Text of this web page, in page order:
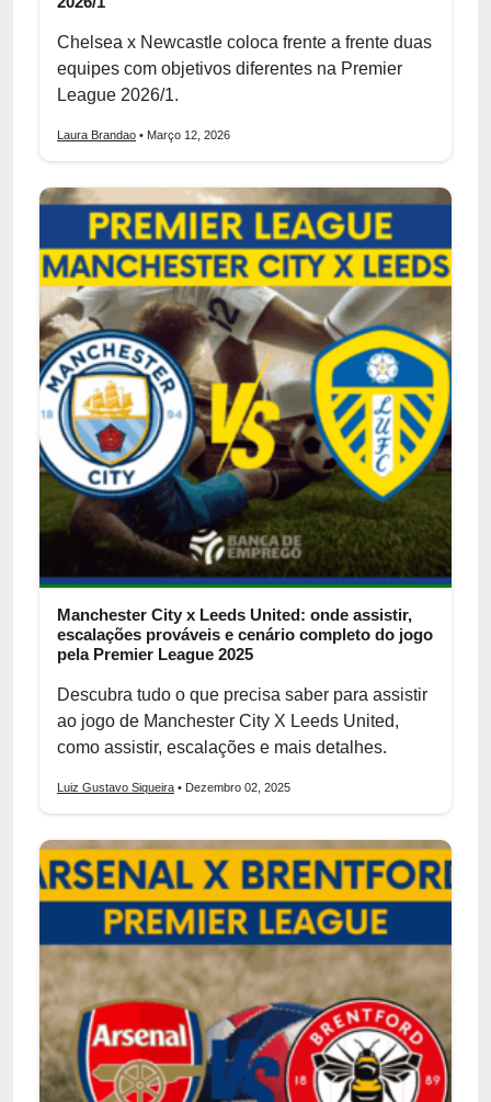
Chelsea x Newcastle coloca frente a frente duas
equipes com objetivos diferentes na Premier
League 2026/1.
Laura Brandao • Março 12, 2026
Manchester City x Leeds United: onde assistir,
escalações prováveis e cenário completo do jogo
pela Premier League 2025
Descubra tudo o que precisa saber para assistir
ao jogo de Manchester City X Leeds United,
como assistir, escalações e mais detalhes.
Luiz Gustavo Siqueira • Dezembro 02, 2025